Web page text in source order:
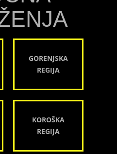
GORENJSKA
REGIJA
KOROŠKA
REGIJA